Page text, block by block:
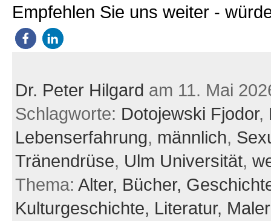
Empfehlen Sie uns weiter -
Dr. Peter Hilgard am 11. Mai
Schlagworte: Dotojewski Fjodor,
Lebenserfahrung, männlich,
Tränendrüse, Ulm Universität,
Thema: Alter, Bücher,
Kulturgeschichte, Literatur,